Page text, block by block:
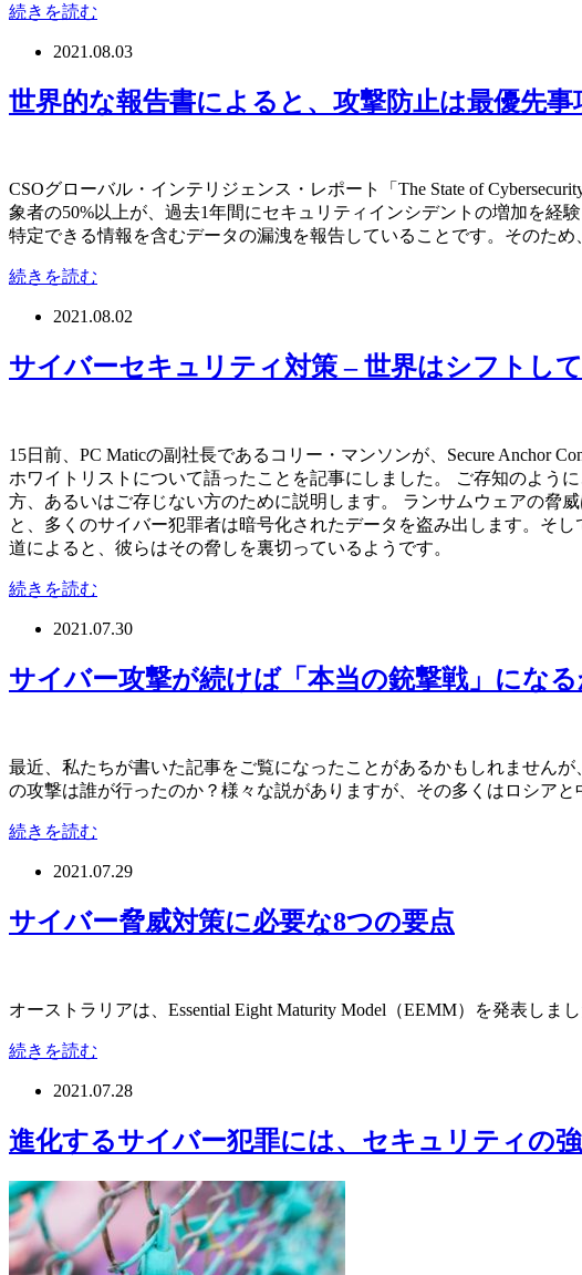
続きを読む
2021.08.03
世界的な報告書によると、攻撃防止は最優先事
CSOグローバル・インテリジェンス・レポート「The State of
象者の50%以上が、過去1年間にセキュリティインシデントの増加を
特定できる情報を含むデータの漏洩を報告していることです。そのた
続きを読む
2021.08.02
サイバーセキュリティ対策 – 世界はシフトし
15日前、PC Maticの副社長であるコリー・マンソンが、Secure Anchor
ホワイトリストについて語ったことを記事にしました。 ご存知のよう
方、あるいはご存じない方のために説明します。 ランサムウェアの脅
と、多くのサイバー犯罪者は暗号化されたデータを盗み出します。そ
道によると、彼らはその脅しを裏切っているようです。
続きを読む
2021.07.30
サイバー攻撃が続けば「本当の銃撃戦」にな
最近、私たちが書いた記事をご覧になったことがあるかもしれません
の攻撃は誰が行ったのか？様々な説がありますが、その多くはロシアと
続きを読む
2021.07.29
サイバー脅威対策に必要な8つの要点
オーストラリアは、Essential Eight Maturity Model（EEMM）を発表し
続きを読む
2021.07.28
進化するサイバー犯罪には、セキュリティの